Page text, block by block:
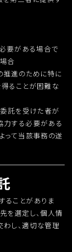
要がある場合で
合
進のために特に
ることが困難な
託を受けた者が
力する必要がある
って当該事務の遂
ることがありま
を選定し、個人情
し、適切な管理